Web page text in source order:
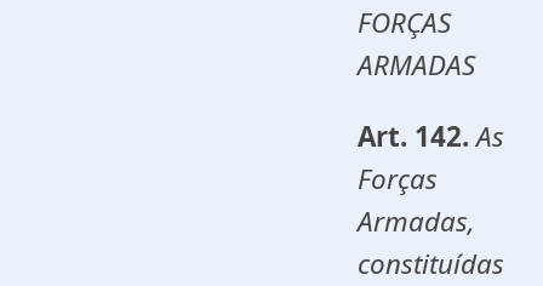
FORÇAS
ARMADAS
Art. 142.As
Forças
Armadas,
constituídas